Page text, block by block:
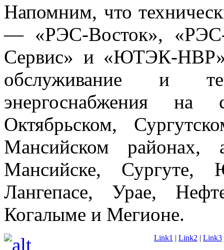
Напомним, что
— «РЭС-Восток»,
Сервис» и «ЮТЭК-НВР»
обслуживание и
энергоснабжения на
Октябрьском,
Мансийском
Мансийске, Сургуте,
Лангепасе, Урае,
Когалыме и Мегионе.
Link1 | Link2 | Link3